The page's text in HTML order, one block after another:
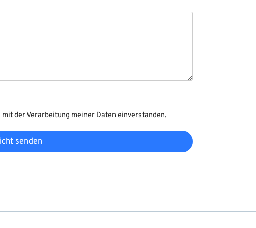
mit der Verarbeitung meiner Daten einverstanden.
senden